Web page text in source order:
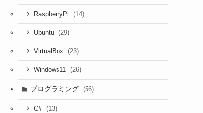
RaspberryPi (14)
Ubuntu (29)
VirtualBox (23)
Windows11 (26)
プログラミング (56)
C# (13)